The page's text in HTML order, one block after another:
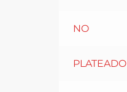
NO
PLATEADO